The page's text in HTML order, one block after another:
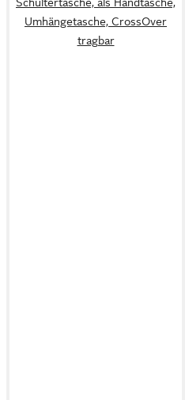
Umhängetasche, CrossOver
tragbar